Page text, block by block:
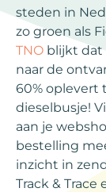
steden in
zo groen als
TNO blijkt dat
naar de
60% oplevert
dieselbusje!
aan je
bestelling
inzicht in
Track &